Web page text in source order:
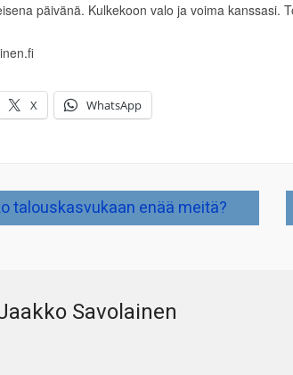
päivänä. Kulkekoon valo ja voima kanssasi.
X WhatsApp
talouskasvukaan enää meitä?
Savolainen